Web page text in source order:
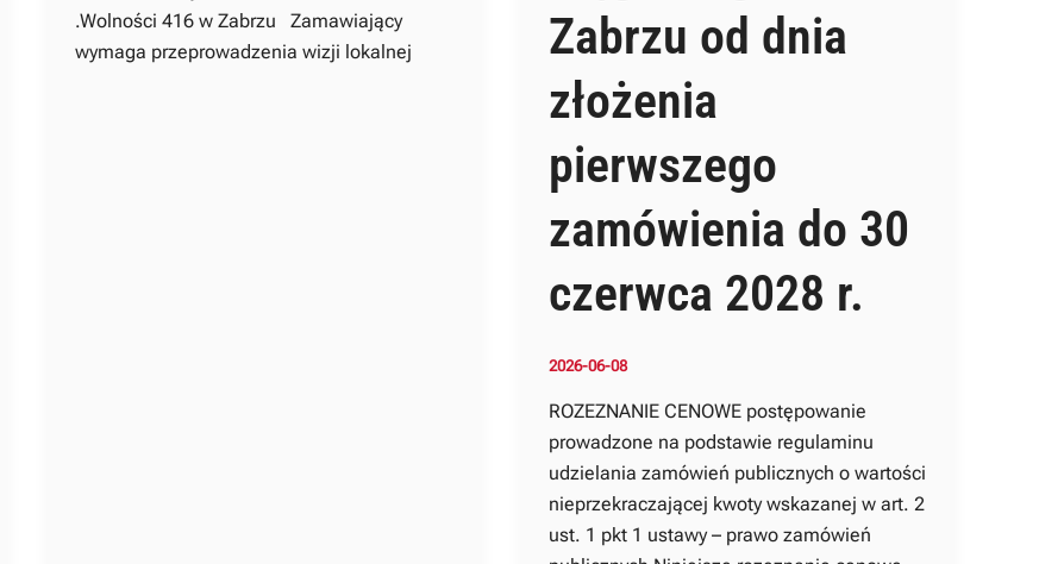
.Wolności 416 w Zabrzu Zamawiający
wymaga przeprowadzenia wizji lokalnej
Zabrzu od dnia
złożenia
pierwszego
zamówienia do 30
czerwca 2028 r.
2026-06-08
ROZEZNANIE CENOWE postępowanie
prowadzone na podstawie regulaminu
udzielania zamówień publicznych o wartości
nieprzekraczającej kwoty wskazanej w art. 2
ust. 1 pkt 1 ustawy – prawo zamówień